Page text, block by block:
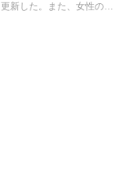
新した。また、女性の申